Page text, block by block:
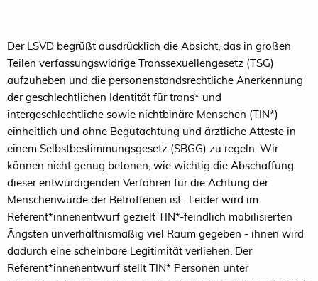
Der LSVD begrüßt ausdrücklich die Absicht, das in großen
Teilen verfassungswidrige Transsexuellengesetz (TSG)
aufzuheben und die personenstandsrechtliche Anerkennung
der geschlechtlichen Identität für trans* und
intergeschlechtliche sowie nichtbinäre Menschen (TIN*)
einheitlich und ohne Begutachtung und ärztliche Atteste in
einem Selbstbestimmungsgesetz (SBGG) zu regeln. Wir
können nicht genug betonen, wie wichtig die Abschaffung
dieser entwürdigenden Verfahren für die Achtung der
Menschenwürde der Betroffenen ist. Leider wird im
Referent*innenentwurf gezielt TIN*-feindlich mobilisierten
Ängsten unverhältnismäßig viel Raum gegeben - ihnen wird
dadurch eine scheinbare Legitimität verliehen. Der
Referent*innenentwurf stellt TIN* Personen unter